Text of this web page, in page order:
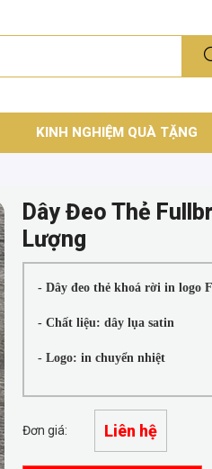
KINH NGHIỆM QUÀ TẶNG
Dây Đeo Thẻ
Lượng
- Dây đeo thẻ khoá rời in logo
- Chất liệu: dây lụa satin
- Logo: in chuyển nhiệt
Đơn giá: Liên hệ